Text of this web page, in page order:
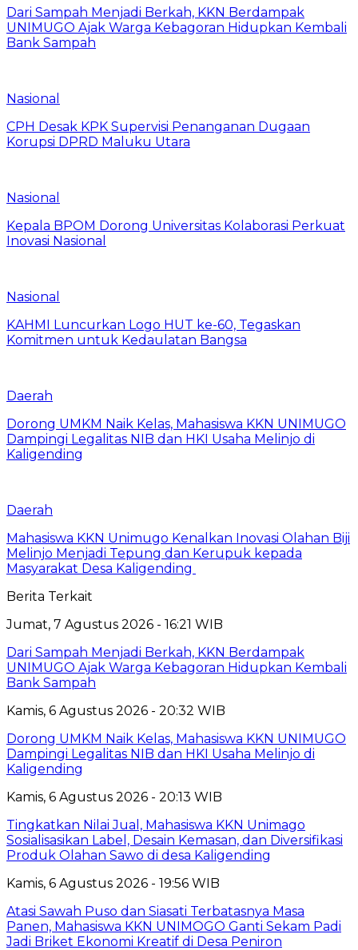
Dari Sampah Menjadi Berkah, KKN Berdampak
UNIMUGO Ajak Warga Kebagoran Hidupkan Kembali
Bank Sampah
Nasional
CPH Desak KPK Supervisi Penanganan Dugaan
Korupsi DPRD Maluku Utara
Nasional
Kepala BPOM Dorong Universitas Kolaborasi Perkuat
Inovasi Nasional
Nasional
KAHMI Luncurkan Logo HUT ke-60, Tegaskan
Komitmen untuk Kedaulatan Bangsa
Daerah
Dorong UMKM Naik Kelas, Mahasiswa KKN UNIMUGO
Dampingi Legalitas NIB dan HKI Usaha Melinjo di
Kaligending
Daerah
Mahasiswa KKN Unimugo Kenalkan Inovasi Olahan Biji
Melinjo Menjadi Tepung dan Kerupuk kepada
Masyarakat Desa Kaligending
Berita Terkait
Jumat, 7 Agustus 2026 - 16:21 WIB
Dari Sampah Menjadi Berkah, KKN Berdampak
UNIMUGO Ajak Warga Kebagoran Hidupkan Kembali
Bank Sampah
Kamis, 6 Agustus 2026 - 20:32 WIB
Dorong UMKM Naik Kelas, Mahasiswa KKN UNIMUGO
Dampingi Legalitas NIB dan HKI Usaha Melinjo di
Kaligending
Kamis, 6 Agustus 2026 - 20:13 WIB
Tingkatkan Nilai Jual, Mahasiswa KKN Unimago
Sosialisasikan Label, Desain Kemasan, dan Diversifikasi
Produk Olahan Sawo di desa Kaligending
Kamis, 6 Agustus 2026 - 19:56 WIB
Atasi Sawah Puso dan Siasati Terbatasnya Masa
Panen, Mahasiswa KKN UNIMOGO Ganti Sekam Padi
Jadi Briket Ekonomi Kreatif di Desa Peniron